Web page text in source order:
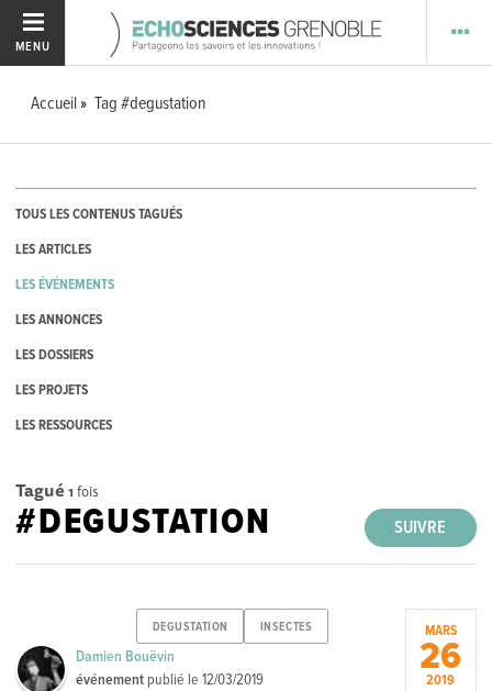
MENU
Accueil Tag #degustation
TOUS LES CONTENUS TAGUÉS
LES ARTICLES
LES ÉVÉNEMENTS
LES ANNONCES
LES DOSSIERS
LES PROJETS
LES RESSOURCES
Tagué 1 fois
SUIVRE
#DEGUSTATION
DEGUSTATION INSECTES
Damien Bouëvin
événement publié le12/03/2019
MARS
26
2019